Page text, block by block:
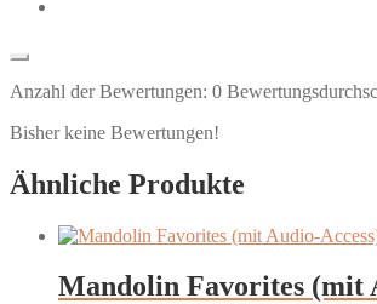
Anzahl der Bewertungen: 0
Bisher keine Bewertungen!
Ähnliche Produkte
Mandolin Favorites (mit